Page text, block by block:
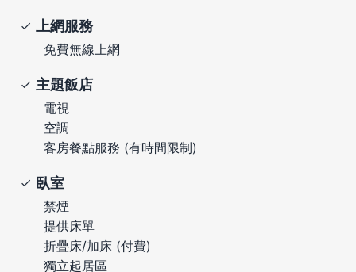
上網服務
免費無線上網
主題飯店
電視
空調
客房餐點服務 (有時間限制)
臥室
禁煙
提供床單
折疊床/加床 (付費)
獨立起居區